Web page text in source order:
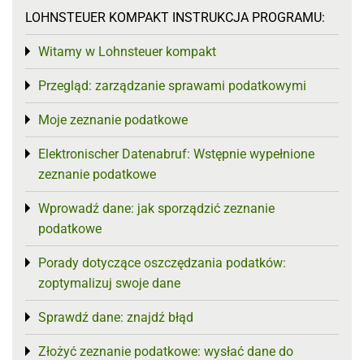
LOHNSTEUER KOMPAKT INSTRUKCJA PROGRAMU:
Witamy w Lohnsteuer kompakt
Toggle menu
Przegląd: zarządzanie sprawami podatkowymi
Toggle menu
Moje zeznanie podatkowe
Toggle menu
Elektronischer Datenabruf: Wstępnie wypełnione
zeznanie podatkowe
Toggle menu
Wprowadź dane: jak sporządzić zeznanie
podatkowe
Toggle menu
Porady dotyczące oszczędzania podatków:
zoptymalizuj swoje dane
Toggle menu
Sprawdź dane: znajdź błąd
Toggle menu
Złożyć zeznanie podatkowe: wysłać dane do
Toggle menu